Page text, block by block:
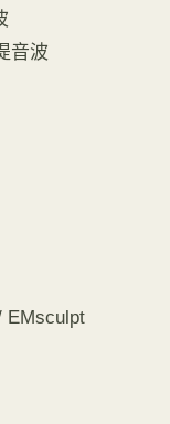
音波
EMsculpt